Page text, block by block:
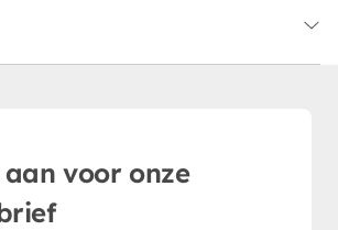
aan voor onze